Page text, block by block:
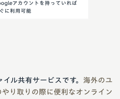
アカウントを持っていれば
に利用可能
ル共有サービスです。 海外のユ
り取りの際に便利なオンライン